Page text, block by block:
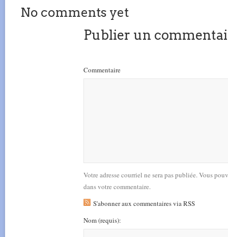
No comments yet
Publier un
Commentaire
Votre adresse courriel ne sera pas publiée. Vous
dans votre commentaire.
S'abonner aux commentaires via RSS
Nom(requis):